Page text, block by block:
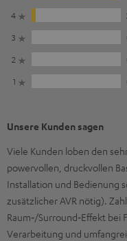
4
3
2
1
Unsere Kunden sagen
Viele Kunden loben den
powervollen, druckvollen
Installation und Bedienung
zusätzlicher AVR nötig).
Raum‑/Surround‑Effekt bei
Verarbeitung und